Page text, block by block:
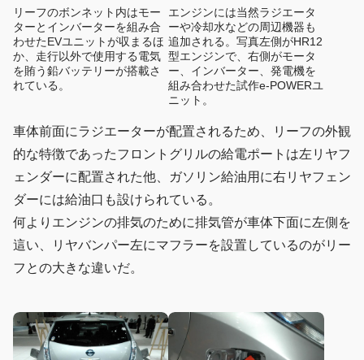
リーフのボンネット内はモー
ターとインバーターを組み合
わせたEVユニットが収まるほ
か、走行以外で使用する電気
を賄う鉛バッテリーが搭載さ
れている。
エンジンには当然ラジエータ
ーや冷却水などの周辺機器も
追加される。写真左側がHR12
型エンジンで、右側がモータ
ー、インバーター、発電機を
組み合わせた試作e-POWERユ
ニット。
車体前面にラジエーターが配置されるため、リーフの外観
的な特徴であったフロントグリルの給電ポートは左リヤフ
ェンダーに配置された他、ガソリン給油用に右リヤフェン
ダーには給油口も設けられている。
何よりエンジンの排気のために排気管が車体下面に左側を
這い、リヤバンパー左にマフラーを設置しているのがリー
フとの大きな違いだ。